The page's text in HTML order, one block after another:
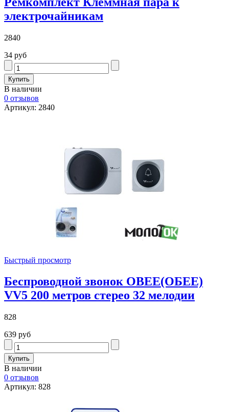
электрочайникам
2840
34 руб
В наличии
0 отзывов
Артикул: 2840
Быстрый просмотр
Беспроводной звонок OBEE(ОБЕЕ)
VV5 200 метров стерео 32 мелодии
828
639 руб
В наличии
0 отзывов
Артикул: 828